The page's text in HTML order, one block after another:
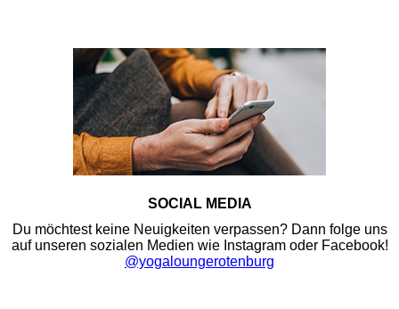
SOCIAL MEDIA
Du möchtest keine Neuigkeiten verpassen? Dann folge uns
auf unseren sozialen Medien wie Instagram oder Facebook!
@yogaloungerotenburg